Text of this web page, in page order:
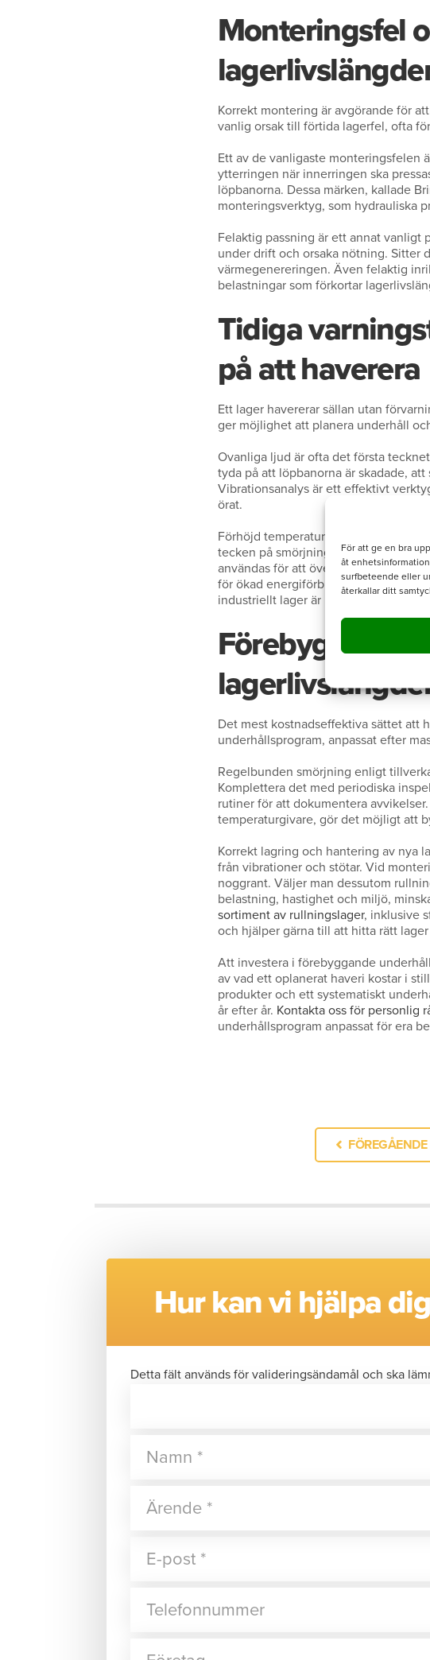
För att ge en bra
åt
surfbeteende eller
återkallar ditt
Monteringsfel
Korrekt montering är avgörande för
vanlig orsak till förtida lagerfel, ofta
Ett av de vanligaste monteringsfelen
ytterringen när innerringen ska
löpbanorna. Dessa märken, kallade
monteringsverktyg, som hydrauliska
Felaktig passning är ett annat vanligt
under drift och orsaka nötning. Sitter
värmegenereringen. Även felaktig
belastningar som förkortar
Tidiga
på att haverera
Ett lager havererar sällan utan
ger möjlighet att planera underhåll
Ovanliga ljud är ofta det första
tyda på att löpbanorna är skadade,
Vibrationsanalys är ett effektivt
örat.
Förhöjd temperatur är ett annat
tecken på smörjningsproblem,
användas för att övervaka
för ökad energiförbrukning, onormala
industriellt lager är på väg att ge upp.
Förebyggande
Det mest kostnadseffektiva sättet att
underhållsprogram, anpassat efter
Regelbunden smörjning enligt
Komplettera det med periodiska
rutiner för att dokumentera
temperaturgivare, gör det möjligt att
Korrekt lagring och hantering av nya
från vibrationer och stötar. Vid
noggrant. Väljer man dessutom
belastning, hastighet och miljö,
sortiment av rullningslager, inklusive
och hjälper gärna till att hitta rätt
Att investera i förebyggande
av vad ett oplanerat haveri kostar i
produkter och ett systematiskt
år efter år. Kontakta oss för personlig
underhållsprogram anpassat för era
FÖREGÅENDE
Hur kan vi hjälpa
Detta fält används för valideringsändamål och ska